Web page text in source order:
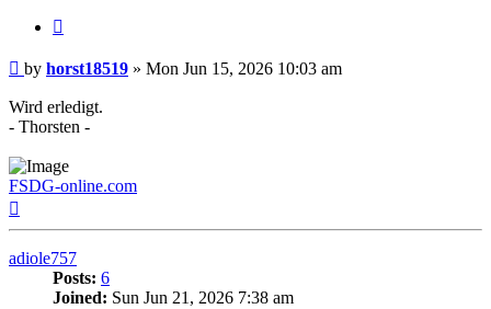
Post
by horst18519 » Mon Jun 15, 2026 10:03 am
Wird erledigt.
- Thorsten -
FSDG-online.com
adiole757
Posts: 6
Joined: Sun Jun 21, 2026 7:38 am